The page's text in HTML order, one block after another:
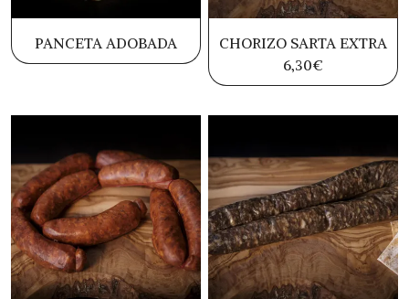
PANCETA ADOBADA
CHORIZO SARTA EXTRA
6,30€